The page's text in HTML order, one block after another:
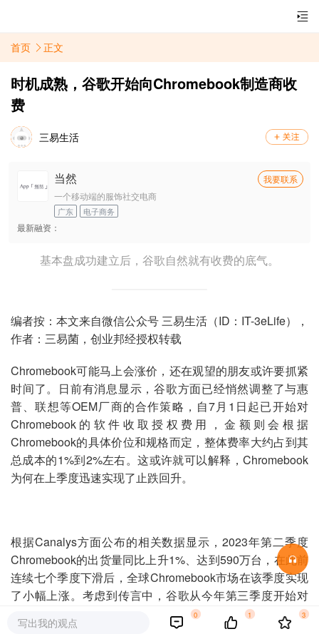
首页 正文
时机成熟，谷歌开始向Chromebook制造商收
费
三易生活
当然
我要联系
一个移动端的服饰社交电商
广东 电子商务
最新融资：
基本盘成功建立后，谷歌自然就有收费的底气。
编者按：本文来自微信公众号 三易生活（ID：IT-3eLife），
作者：三易菌，创业邦经授权转载
Chromebook可能马上会涨价，还在观望的朋友或许要抓紧
时间了。日前有消息显示，谷歌方面已经悄然调整了与惠
普、联想等OEM厂商的合作策略，自7月1日起已开始对
Chromebook的软件收取授权费用，金额则会根据
Chromebook的具体价位和规格而定，整体费率大约占到其
总成本的1%到2%左右。这或许就可以解释，Chromebook
为何在上季度迅速实现了止跌回升。
根据Canalys方面公布的相关数据显示，2023年第二季度
Chromebook的出货量同比上升1%、达到590万台，在此前
连续七个季度下滑后，全球Chromebook市场在该季度实现
了小幅上涨。考虑到传言中，谷歌从今年第三季度开始对
OEM厂商收取授权费用，所以为了避免支付额外的费用，
OEM厂商可能因此在7月1日前加快了Chromebook零部件采
写出我的观点
0 1 3